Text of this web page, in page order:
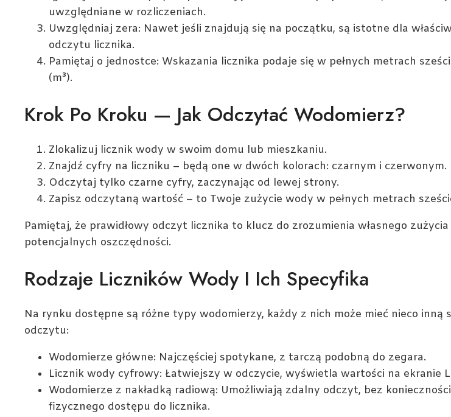
uwzględniane w rozliczeniach.
Uwzględniaj zera: Nawet jeśli znajdują się na początku, są istotne dla
odczytu licznika.
Pamiętaj o jednostce: Wskazania licznika podaje się w pełnych metrach
(m³).
Krok Po Kroku — Jak Odczytać Wodomierz?
Zlokalizuj licznik wody w swoim domu lub mieszkaniu.
Znajdź cyfry na liczniku – będą one w dwóch kolorach: czarnym i czerwonym.
Odczytaj tylko czarne cyfry, zaczynając od lewej strony.
Zapisz odczytaną wartość – to Twoje zużycie wody w pełnych metrach
Pamiętaj, że prawidłowy odczyt licznika to klucz do zrozumienia własnego
potencjalnych oszczędności.
Rodzaje Liczników Wody I Ich Specyfika
Na rynku dostępne są różne typy wodomierzy, każdy z nich może mieć nieco inną
odczytu:
Wodomierze główne: Najczęściej spotykane, z tarczą podobną do zegara.
Licznik wody cyfrowy: Łatwiejszy w odczycie, wyświetla wartości na ekranie
Wodomierze z nakładką radiową: Umożliwiają zdalny odczyt, bez konieczności
fizycznego dostępu do licznika.